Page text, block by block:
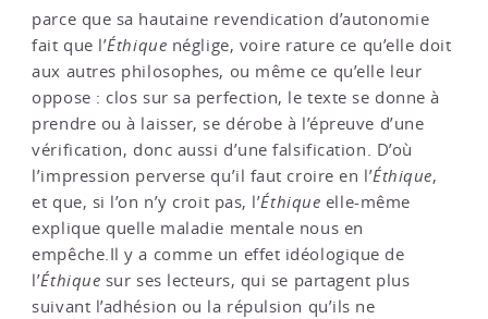
parce que sa hautaine revendication d’autonomie
fait que l’Éthique néglige, voire rature ce qu’elle doit
aux autres philosophes, ou même ce qu’elle leur
oppose : clos sur sa perfection, le texte se donne à
prendre ou à laisser, se dérobe à l’épreuve d’une
vérification, donc aussi d’une falsification. D’où
l’impression perverse qu’il faut croire en l’Éthique,
et que, si l’on n’y croit pas, l’Éthique elle-même
explique quelle maladie mentale nous en
empêche.Il y a comme un effet idéologique de
l’Éthique sur ses lecteurs, qui se partagent plus
suivant l’adhésion ou la répulsion qu’ils ne